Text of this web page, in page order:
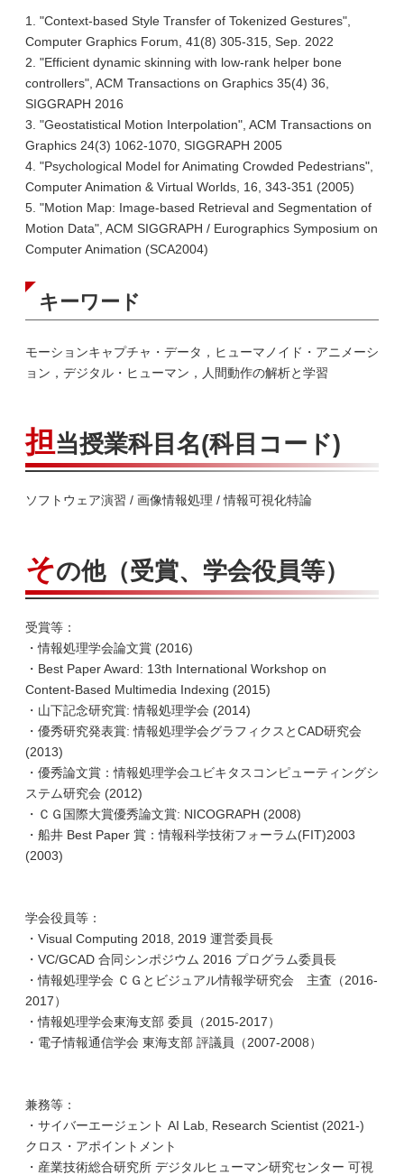
1. "Context-based Style Transfer of Tokenized Gestures",
Computer Graphics Forum, 41(8) 305-315, Sep. 2022
2. "Efficient dynamic skinning with low-rank helper bone
controllers", ACM Transactions on Graphics 35(4) 36,
SIGGRAPH 2016
3. "Geostatistical Motion Interpolation", ACM Transactions on
Graphics 24(3) 1062-1070, SIGGRAPH 2005
4. "Psychological Model for Animating Crowded Pedestrians",
Computer Animation & Virtual Worlds, 16, 343-351 (2005)
5. "Motion Map: Image-based Retrieval and Segmentation of
Motion Data", ACM SIGGRAPH / Eurographics Symposium on
Computer Animation (SCA2004)
キーワード
モーションキャプチャ・データ，ヒューマノイド・アニメーシ
ョン，デジタル・ヒューマン，人間動作の解析と学習
担当授業科目名(科目コード)
ソフトウェア演習 / 画像情報処理 / 情報可視化特論
その他（受賞、学会役員等）
受賞等：
・情報処理学会論文賞 (2016)
・Best Paper Award: 13th International Workshop on
Content-Based Multimedia Indexing (2015)
・山下記念研究賞: 情報処理学会 (2014)
・優秀研究発表賞: 情報処理学会グラフィクスとCAD研究会
(2013)
・優秀論文賞：情報処理学会ユビキタスコンピューティングシ
ステム研究会 (2012)
・ＣＧ国際大賞優秀論文賞: NICOGRAPH (2008)
・船井 Best Paper 賞：情報科学技術フォーラム(FIT)2003
(2003)
学会役員等：
・Visual Computing 2018, 2019 運営委員長
・VC/GCAD 合同シンポジウム 2016 プログラム委員長
・情報処理学会 ＣＧとビジュアル情報学研究会 主査（2016-
2017）
・情報処理学会東海支部 委員（2015-2017）
・電子情報通信学会 東海支部 評議員（2007-2008）
兼務等：
・サイバーエージェント AI Lab, Research Scientist (2021-)
クロス・アポイントメント
・産業技術総合研究所 デジタルヒューマン研究センター 可視